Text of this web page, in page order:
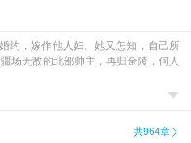
约，嫁作他人妇。她又怎知，自己所
无敌的北部帅主，再归金陵，何人

共964章 